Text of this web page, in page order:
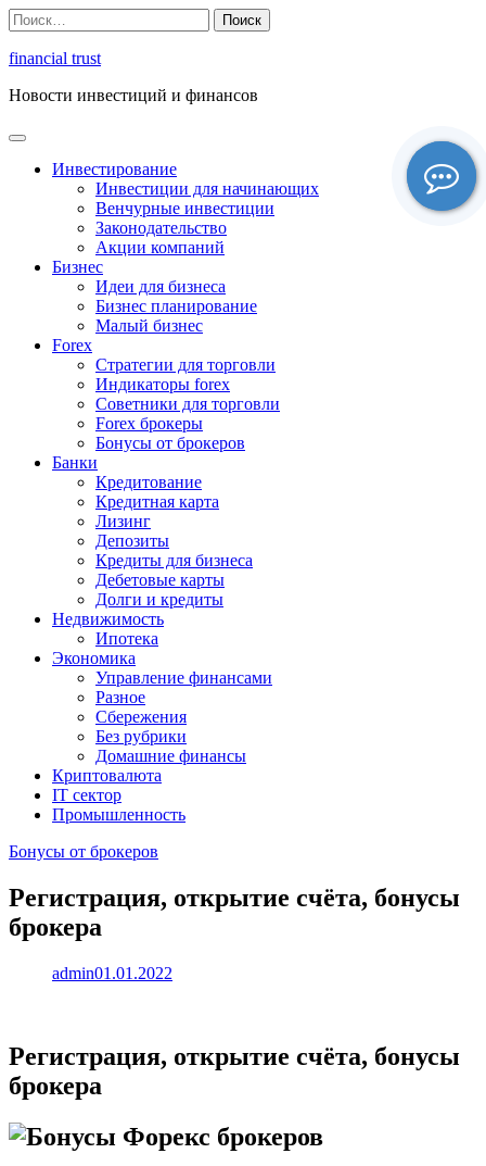
Перейти
к
содержимому
Найти:
financial trust
Новости инвестиций и финансов
Инвестирование
Инвестиции для начинающих
Венчурные инвестиции
Законодательство
Акции компаний
Бизнес
Идеи для бизнеса
Бизнес планирование
Малый бизнес
Forex
Стратегии для торговли
Индикаторы forex
Советники для торговли
Forex брокеры
Бонусы от брокеров
Банки
Кредитование
Кредитная карта
Лизинг
Депозиты
Кредиты для бизнеса
Дебетовые карты
Долги и кредиты
Недвижимость
Ипотека
Экономика
Управление финансами
Разное
Сбережения
Без рубрики
Домашние финансы
Криптовалюта
IT сектор
Промышленность
Бонусы от брокеров
Регистрация, открытие счёта, бонусы
брокера
admin01.01.2022
Регистрация, открытие счёта, бонусы
брокера